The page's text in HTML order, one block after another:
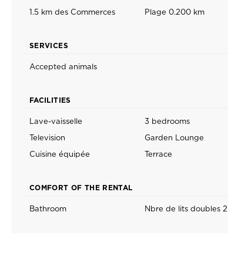
1.5 km des Commerces Plage 0.200 km
SERVICES
Accepted animals
FACILITIES
Lave-vaisselle 3 bedrooms
Television
Garden Lounge
Cuisine équipée
Terrace
COMFORT OF THE RENTAL
Bathroom Nbre de lits doubles 2